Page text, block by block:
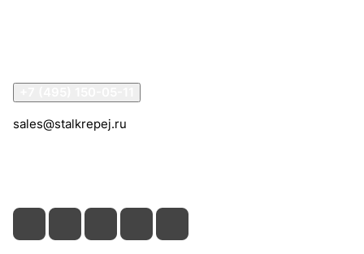
sales@stalkrepej.ru